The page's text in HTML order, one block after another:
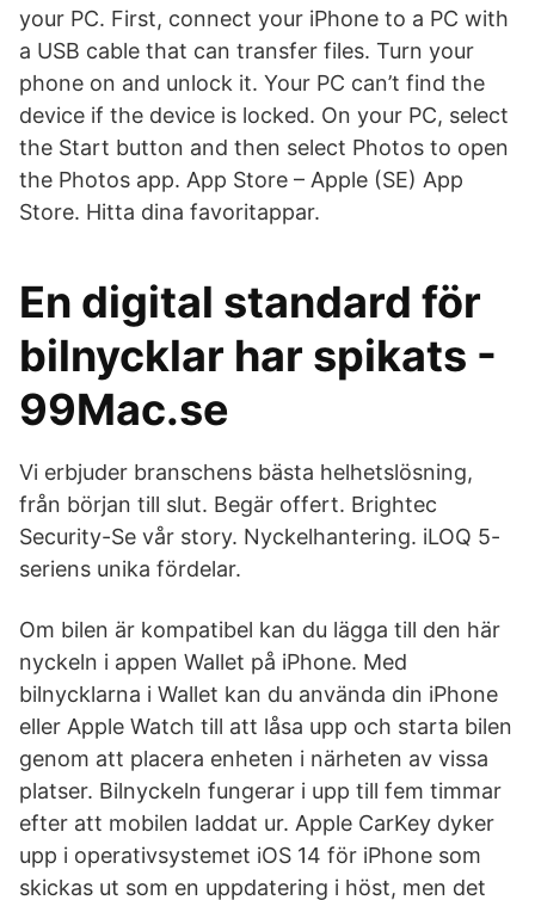
your PC. First, connect your iPhone to a PC with
a USB cable that can transfer files. Turn your
phone on and unlock it. Your PC can’t find the
device if the device is locked. On your PC, select
the Start button and then select Photos to open
the Photos app. App Store – Apple (SE) App
Store. Hitta dina favoritappar.
En digital standard för
bilnycklar har spikats -
99Mac.se
Vi erbjuder branschens bästa helhetslösning,
från början till slut. Begär offert. Brightec
Security-Se vår story. Nyckelhantering. iLOQ 5-
seriens unika fördelar.
Om bilen är kompatibel kan du lägga till den här
nyckeln i appen Wallet på iPhone. Med
bilnycklarna i Wallet kan du använda din iPhone
eller Apple Watch till att låsa upp och starta bilen
genom att placera enheten i närheten av vissa
platser. Bilnyckeln fungerar i upp till fem timmar
efter att mobilen laddat ur. Apple CarKey dyker
upp i operativsystemet iOS 14 för iPhone som
skickas ut som en uppdatering i höst, men det